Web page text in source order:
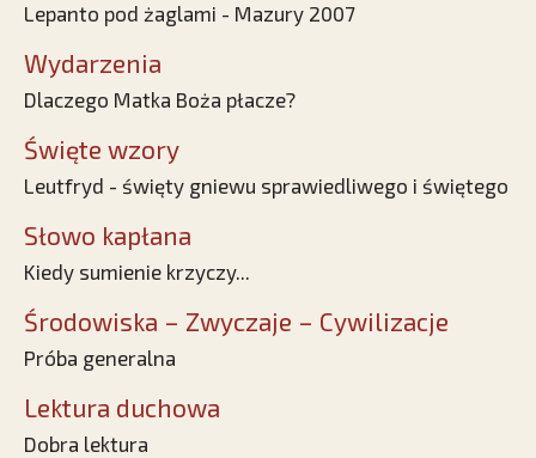
Lepanto pod żaglami - Mazury 2007
Wydarzenia
Dlaczego Matka Boża płacze?
Święte wzory
Leutfryd - święty gniewu sprawiedliwego i świętego
Słowo kapłana
Kiedy sumienie krzyczy...
Środowiska – Zwyczaje – Cywilizacje
Próba generalna
Lektura duchowa
Dobra lektura